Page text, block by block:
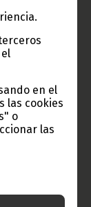
en el
las cookies
o
las
mediante
de golf de
patrocinador